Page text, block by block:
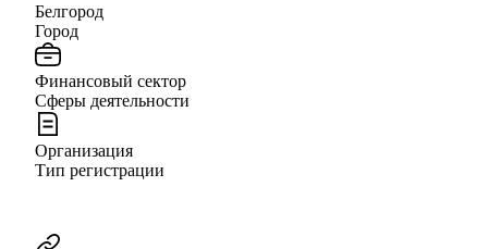
Белгород
Город
Финансовый сектор
Сферы деятельности
Организация
Тип регистрации